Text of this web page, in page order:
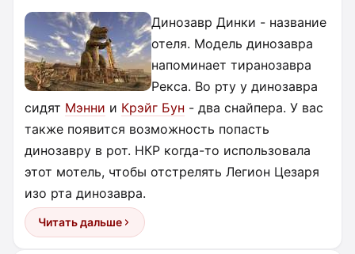
Динозавр Динки - название
отеля. Модель динозавра
напоминает тиранозавра
Рекса. Во рту у динозавра
сидят Мэнни и Крэйг Бун - два снайпера. У вас
также появится возможность попасть
динозавру в рот. НКР когда-то использовала
этот мотель, чтобы отстрелять Легион Цезаря
изо рта динозавра.
Читать дальше